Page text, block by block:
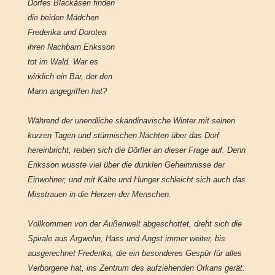
Dorfes Blackåsen finden
die beiden Mädchen
Frederika und Dorotea
ihren Nachbarn Eriksson
tot im Wald. War es
wirklich ein Bär, der den
Mann angegriffen hat?
Während der unendliche skandinavische Winter mit seinen
kurzen Tagen und stürmischen Nächten über das Dorf
hereinbricht, reiben sich die Dörfler an dieser Frage auf. Denn
Eriksson wusste viel über die dunklen Geheimnisse der
Einwohner, und mit Kälte und Hunger schleicht sich auch das
Misstrauen in die Herzen der Menschen.
Vollkommen von der Außenwelt abgeschottet, dreht sich die
Spirale aus Argwohn, Hass und Angst immer weiter, bis
ausgerechnet Frederika, die ein besonderes Gespür für alles
Verborgene hat, ins Zentrum des aufziehenden Orkans gerät.